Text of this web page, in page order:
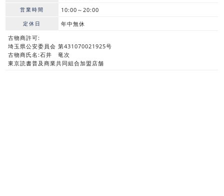
営業時間 10:00～20:00
定休日
年中無休
古物商許可:
埼玉県公安委員会 第431070021925号
古物商氏名:石井 竜次
東京読書普及商業共同組合加盟店舗